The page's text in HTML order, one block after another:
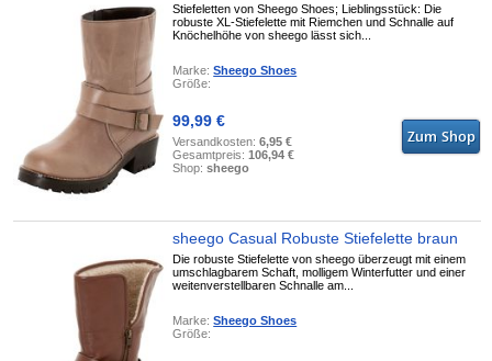
Stiefeletten von Sheego Shoes; Lieblingsstück: Die
robuste XL-Stiefelette mit Riemchen und Schnalle auf
Knöchelhöhe von sheego lässt sich...
Marke:Sheego Shoes
Größe:
99,99 €
Versandkosten:6,95 €
Gesamtpreis:106,94 €
Shop:sheego
sheego Casual Robuste Stiefelette braun
Die robuste Stiefelette von sheego überzeugt mit einem
umschlagbarem Schaft, molligem Winterfutter und einer
weitenverstellbaren Schnalle am...
Marke:Sheego Shoes
Größe: